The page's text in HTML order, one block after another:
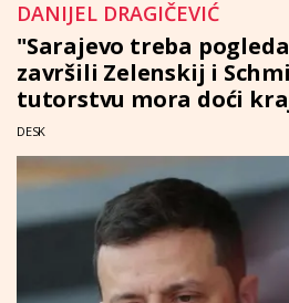
DANIJEL DRAGIČEVIĆ
"Sarajevo treba
završili Zelenskij i
tutorstvu mora doći
DESK